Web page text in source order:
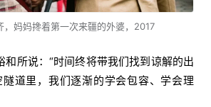
，妈妈搀着第一次来疆的外婆，2017
和所说：“时间终将带我们找到谅解的出
隧道里，我们逐渐的学会包容、学会理